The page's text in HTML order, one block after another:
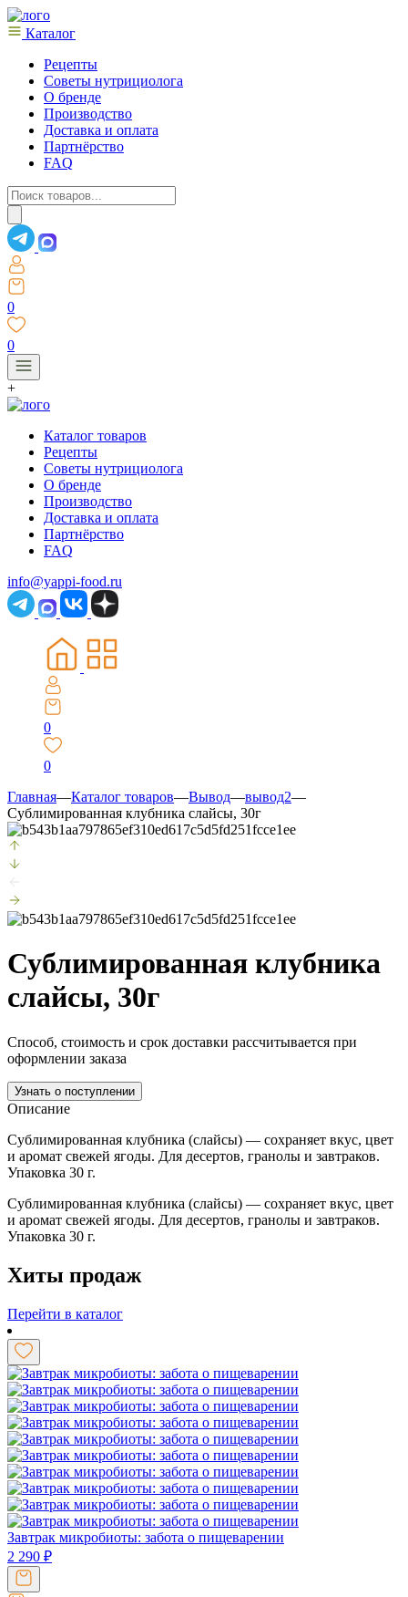
Каталог
Рецепты
Советы нутрициолога
О бренде
Производство
Доставка и оплата
Партнёрство
FAQ
Поиск
товаров
0
0
+
Каталог товаров
Рецепты
Советы нутрициолога
О бренде
Производство
Доставка и оплата
Партнёрство
FAQ
info@yappi-food.ru
0
0
Главная—Каталог товаров—Вывод—вывод2—
Сублимированная клубника слайсы, 30г
Сублимированная клубника
слайсы, 30г
Способ, стоимость и срок доставки рассчитывается при
оформлении заказа
Узнать о поступлении
Описание
Сублимированная клубника (слайсы) — сохраняет вкус, цвет
и аромат свежей ягоды. Для десертов, гранолы и завтраков.
Упаковка 30 г.
Сублимированная клубника (слайсы) — сохраняет вкус, цвет
и аромат свежей ягоды. Для десертов, гранолы и завтраков.
Упаковка 30 г.
Хиты продаж
Перейти в каталог
Завтрак микробиоты: забота о пищеварении
2 290 ₽